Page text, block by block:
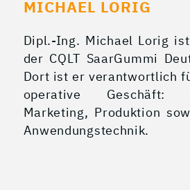
MICHAEL LORIG
Dipl.-Ing. Michael Lorig
der CQLT SaarGummi
Dort ist er verantwortlich
operative Geschäft:
Marketing, Produktion
Anwendungstechnik.